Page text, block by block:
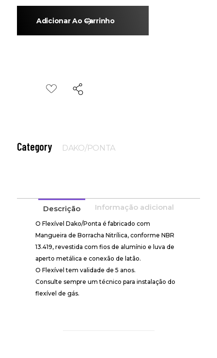
Adicionar Ao Carrinho
Category DAKO/PONTA
Descrição Informação adicional
O Flexível Dako/Ponta é fabricado com
Mangueira de Borracha Nitrílica, conforme NBR
13.419, revestida com fios de alumínio e luva de
aperto metálica e conexão de latão.
O Flexível tem validade de 5 anos.
Consulte sempre um técnico para instalação do
flexível de gás.